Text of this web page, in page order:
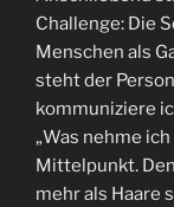
Challenge: Die
Menschen als
steht der
kommuniziere
„Was nehme
Mittelpunkt.
mehr als Haare